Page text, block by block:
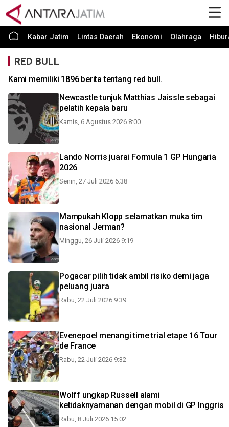
Kabar Jatim Lintas Daerah Ekonomi Olahraga
RED BULL
Kami memiliki 1896 berita tentang red bull.
Newcastle tunjuk Matthias Jaissle sebagai
pelatih kepala baru
Kamis, 6 Agustus 2026 8:00
Lando Norris juarai Formula 1 GP Hungaria
2026
Senin, 27 Juli 2026 6:38
Mampukah Klopp selamatkan muka tim
nasional Jerman?
Minggu, 26 Juli 2026 9:19
Pogacar pilih tidak ambil risiko demi jaga
peluang juara
Rabu, 22 Juli 2026 9:39
Evenepoel menangi time trial etape 16 Tour
de France
Rabu, 22 Juli 2026 9:32
Wolff ungkap Russell alami
ketidaknyamanan dengan mobil di GP Inggris
Rabu, 8 Juli 2026 15:02